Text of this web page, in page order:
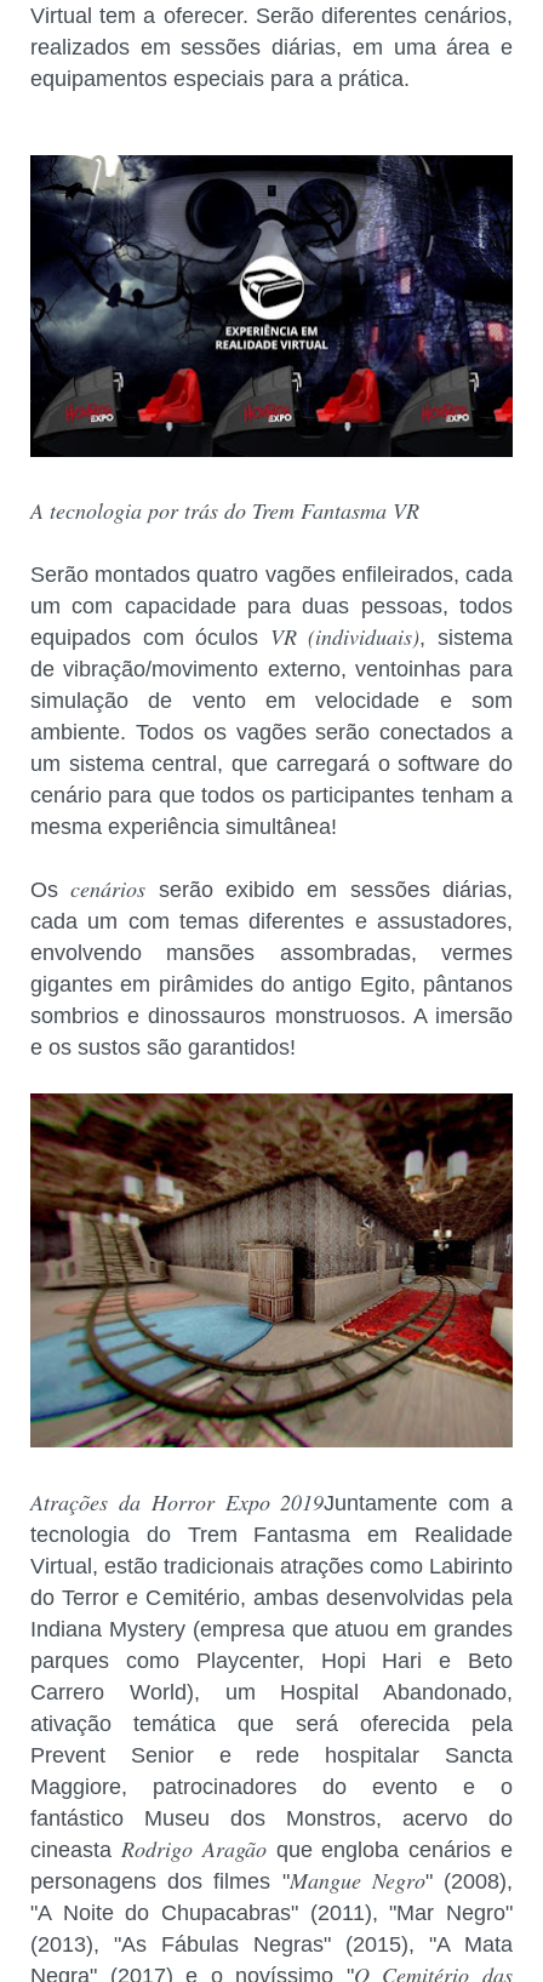
Virtual tem a oferecer. Serão diferentes cenários,
realizados em sessões diárias, em uma área e
equipamentos especiais para a prática.
A tecnologia por trás do Trem Fantasma VR
Serão montados quatro vagões enfileirados, cada
um com capacidade para duas pessoas, todos
equipados com óculos VR (individuais), sistema
de vibração/movimento externo, ventoinhas para
simulação de vento em velocidade e som
ambiente. Todos os vagões serão conectados a
um sistema central, que carregará o software do
cenário para que todos os participantes tenham a
mesma experiência simultânea!
Oscenários serão exibido em sessões diárias,
cada um com temas diferentes e assustadores,
envolvendo mansões assombradas, vermes
gigantes em pirâmides do antigo Egito, pântanos
sombrios e dinossauros monstruosos. A imersão
e os sustos são garantidos!
Atrações da Horror Expo 2019Juntamente com a
tecnologia do Trem Fantasma em Realidade
Virtual, estão tradicionais atrações como Labirinto
do Terror e Cemitério, ambas desenvolvidas pela
Indiana Mystery (empresa que atuou em grandes
parques como Playcenter, Hopi Hari e Beto
Carrero World), um Hospital Abandonado,
ativação temática que será oferecida pela
Prevent Senior e rede hospitalar Sancta
Maggiore, patrocinadores do evento e o
fantástico Museu dos Monstros, acervo do
cineasta Rodrigo Aragãoque engloba cenários e
personagens dos filmes "Mangue Negro" (2008),
"A Noite do Chupacabras" (2011), "Mar Negro"
(2013), "As Fábulas Negras" (2015), "A Mata
Negra" (2017) e o novíssimo "O Cemitério das